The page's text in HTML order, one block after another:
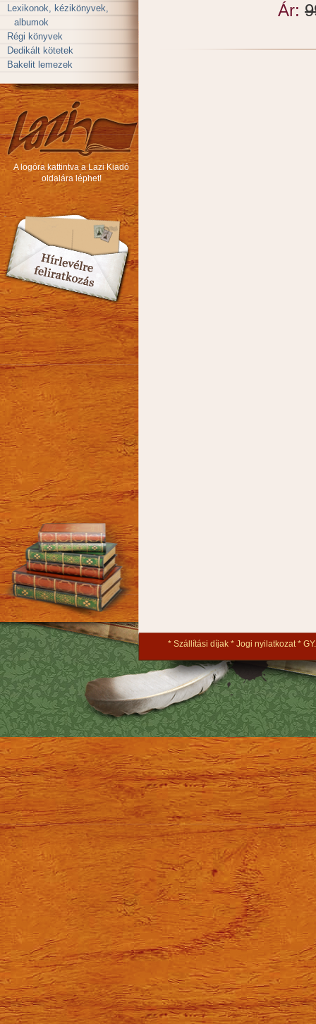
Lexikonok, kézikönyvek,
albumok
Régi könyvek
Dedikált kötetek
Bakelit lemezek
A logóra kattintva a Lazi Kiadó
oldalára léphet!
Ár:
Szállítási díjak Jogi nyilatkozat